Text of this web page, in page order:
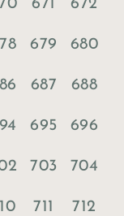
671 672
679 680
687 688
695 696
703 704
711 712